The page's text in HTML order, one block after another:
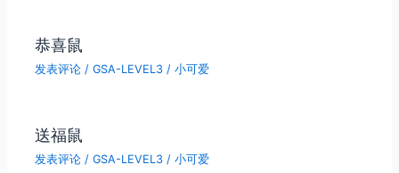
恭喜鼠
发表评论 /GSA-LEVEL3 /小可爱
送福鼠
发表评论 /GSA-LEVEL3 /小可爱